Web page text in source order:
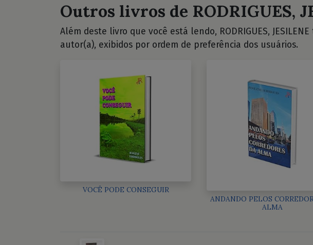
Outros livros de RODRIGUES,
Além deste livro que você está lendo, RODRIGUES,
autor(a), exibidos por ordem de preferência dos usuários.
VOCÊ PODE CONSEGUIR
ANDANDO PELOS
ALMA